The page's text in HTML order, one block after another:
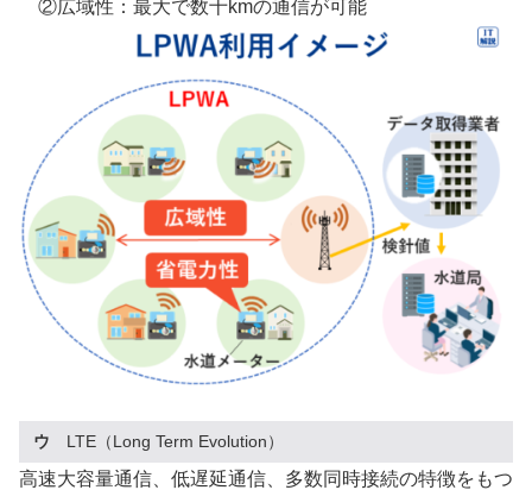
②広域性：最大で数十kmの通信が可能
ウ LTE（Long Term Evolution）
高速大容量通信、低遅延通信、多数同時接続の特徴をもつ